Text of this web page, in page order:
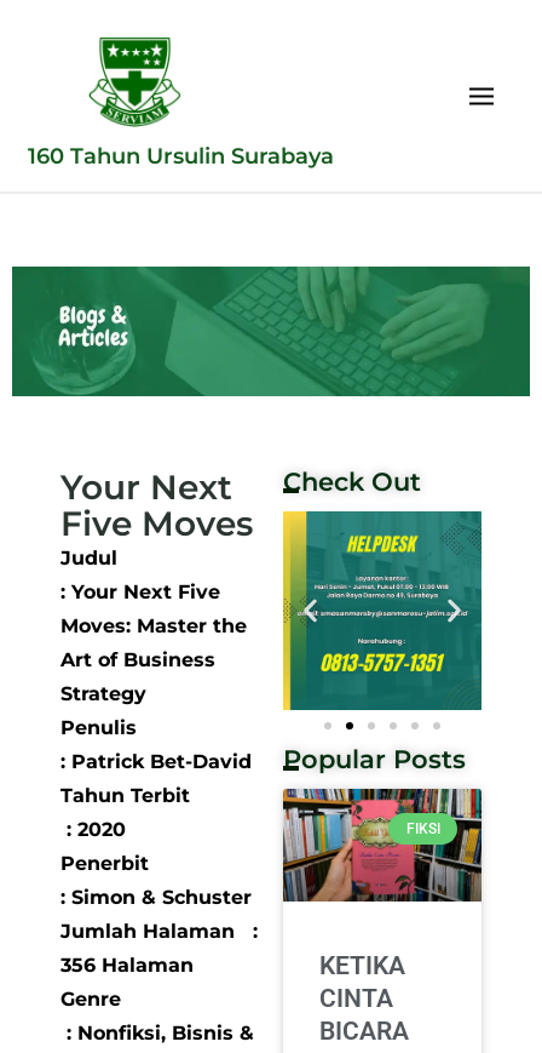
160 Tahun Ursulin Surabaya
Your Next
Five Moves
Judul
: Your Next Five
Moves: Master the
Art of Business
Strategy
Penulis
: Patrick Bet-David
Tahun Terbit
: 2020
Penerbit
: Simon & Schuster
Jumlah Halaman :
356 Halaman
Genre
: Nonfiksi, Bisnis &
Check Out
Popular Posts
FIKSI
KETIKA
CINTA
BICARA